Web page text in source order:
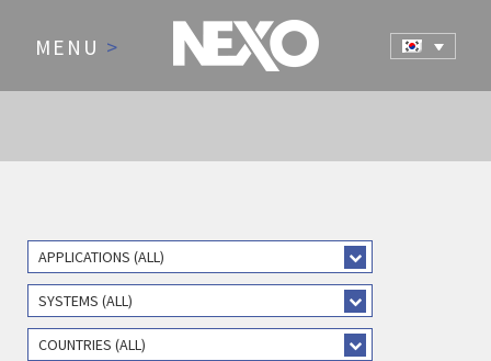
MENU >
APPLICATIONS (ALL)
SYSTEMS (ALL)
COUNTRIES (ALL)